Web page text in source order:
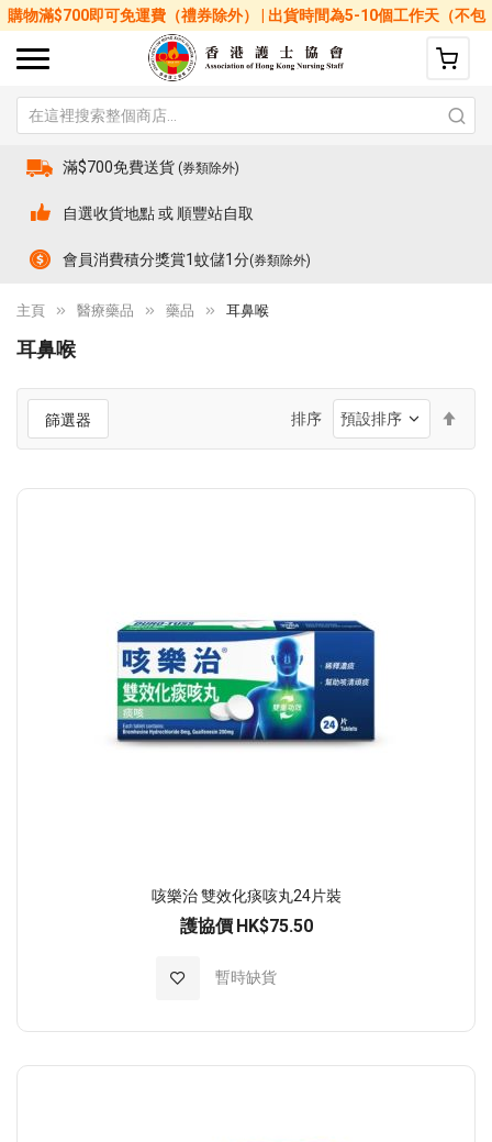
購物滿$700即可免運費（禮券除外） | 出貨時間為5-10個工作天（不包
括星期六、日及公眾假期）
滿$700免費送貨 (券類除外)
自選收貨地點 或 順豐站自取
會員消費積分獎賞1蚊儲1分(券類除外)
主頁 醫療藥品 藥品 耳鼻喉
耳鼻喉
篩選器 排序
降
咳樂治 雙效化痰咳丸24片裝
護協價 HK$75.50
暫時缺貨
加入至願望清單